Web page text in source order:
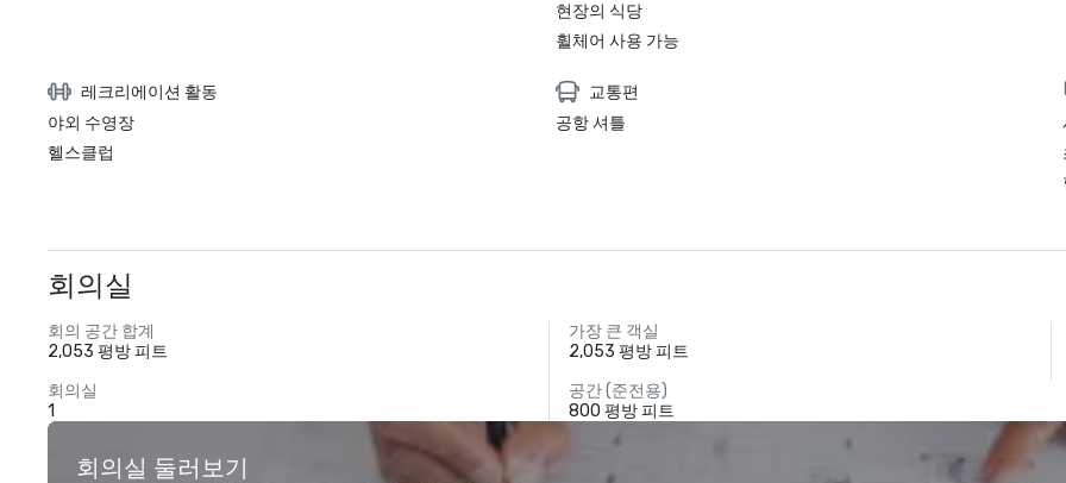
현장의 식당
휠체어 사용 가능
레크리에이션 활동
야외 수영장
헬스클럽
교통편
공항 셔틀
회의실
회의 공간 합계
2,053 평방 피트
가장 큰 객실
2,053 평방 피트
회의실
1
공간 (준전용)
800 평방 피트
회의실 둘러보기